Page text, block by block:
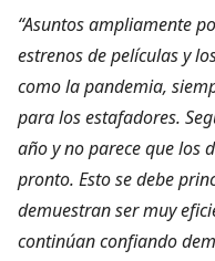
“Asuntos ampliamente
estrenos de películas y
como la pandemia,
para los estafadores.
año y no parece que los
pronto. Esto se debe
demuestran ser muy
continúan confiando